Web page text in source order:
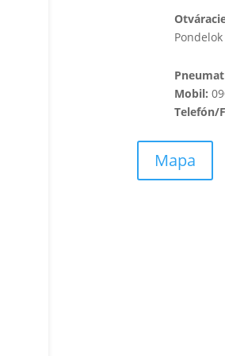
Mobil:
Telefón/
Mapa